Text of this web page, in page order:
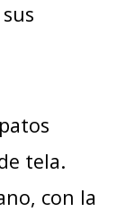
tela.
con la